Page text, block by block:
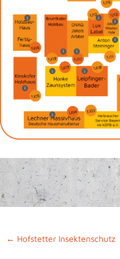
i
i
i i
i i
i
i
i
i
← Hofstetter Insektenschutz